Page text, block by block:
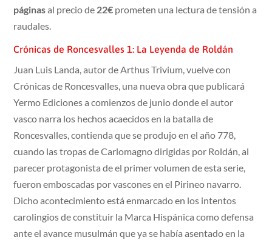
páginasal precio de 22€ prometen una lectura de tensión a
raudales.
Crónicas de Roncesvalles 1: La Leyenda de Roldán
Juan Luis Landa, autor de Arthus Trivium, vuelve con
Crónicas de Roncesvalles, una nueva obra que publicará
Yermo Ediciones a comienzos de junio donde el autor
vasco narra los hechos acaecidos en la batalla de
Roncesvalles, contienda que se produjo en el año 778,
cuando las tropas de Carlomagno dirigidas por Roldán, al
parecer protagonista de el primer volumen de esta serie,
fueron emboscadas por vascones en el Pirineo navarro.
Dicho acontecimiento está enmarcado en los intentos
carolingios de constituir la Marca Hispánica como defensa
ante el avance musulmán que ya se había asentado en la